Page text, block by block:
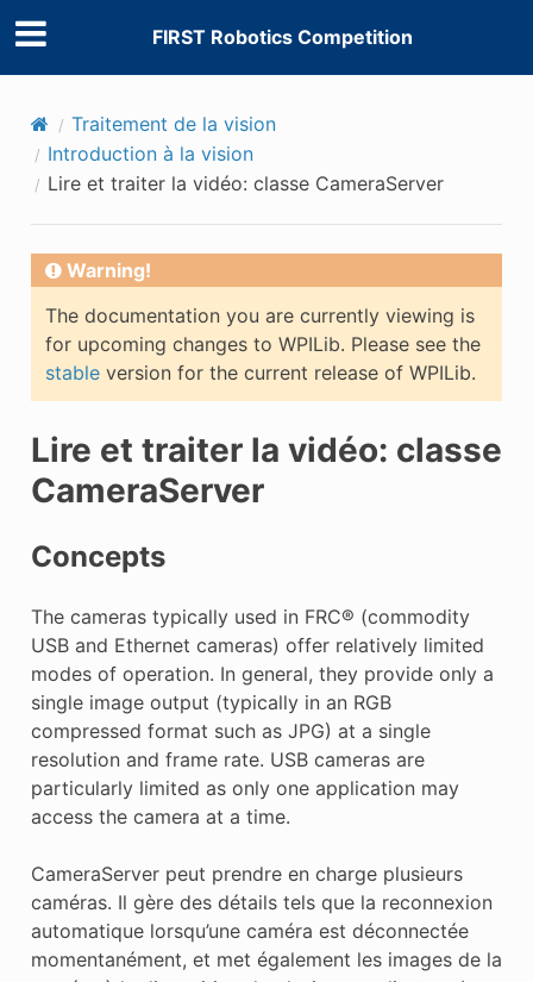
FIRST Robotics Competition
Traitement de la vision
Introduction à la vision
Lire et traiter la vidéo: classe CameraServer
Warning!
The documentation you are currently viewing is
for upcoming changes to WPILib. Please see the
stableversion for the current release of WPILib.
Lire et traiter la vidéo: classe
CameraServer
Concepts
The cameras typically used in FRC® (commodity
USB and Ethernet cameras) offer relatively limited
modes of operation. In general, they provide only a
single image output (typically in an RGB
compressed format such as JPG) at a single
resolution and frame rate. USB cameras are
particularly limited as only one application may
access the camera at a time.
CameraServer peut prendre en charge plusieurs
caméras. Il gère des détails tels que la reconnexion
automatique lorsqu’une caméra est déconnectée
momentanément, et met également les images de la